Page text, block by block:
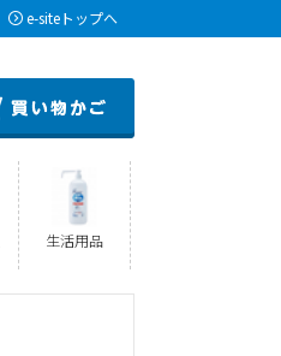
e-siteトップへ
生活用品